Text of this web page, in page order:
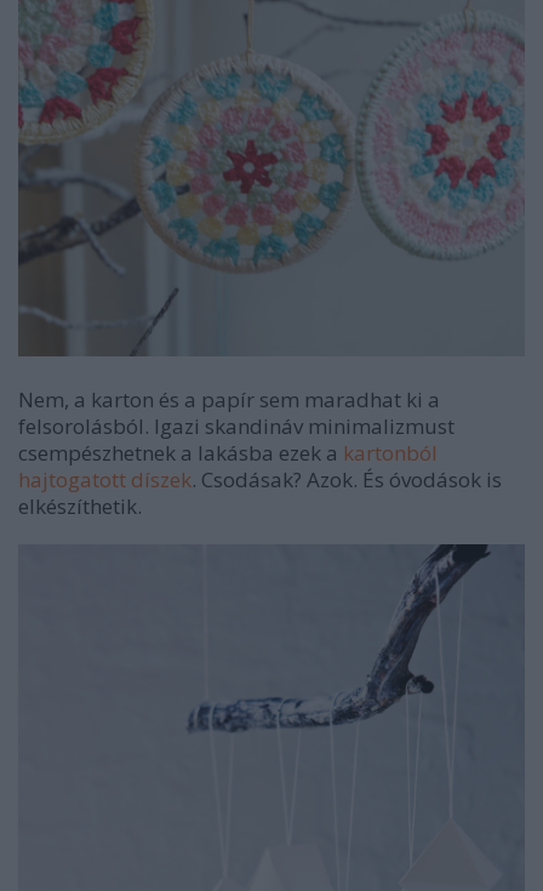
Nem, a karton és a papír sem maradhat ki a
felsorolásból. Igazi skandináv minimalizmust
csempészhetnek a lakásba ezek a kartonból
hajtogatott díszek. Csodásak? Azok. És óvodások is
elkészíthetik.